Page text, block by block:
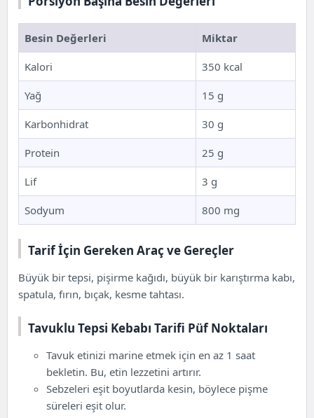
Besin Değerleri Miktar
Kalori 350 kcal
Yağ 15 g
Karbonhidrat 30 g
Protein 25 g
Lif 3 g
Sodyum 800 mg
Tarif İçin Gereken Araç ve Gereçler
Büyük bir tepsi, pişirme kağıdı, büyük bir karıştırma kabı,
spatula, fırın, bıçak, kesme tahtası.
Tavuklu Tepsi Kebabı Tarifi Püf Noktaları
Tavuk etinizi marine etmek için en az 1 saat
bekletin. Bu, etin lezzetini artırır.
Sebzeleri eşit boyutlarda kesin, böylece pişme
süreleri eşit olur.